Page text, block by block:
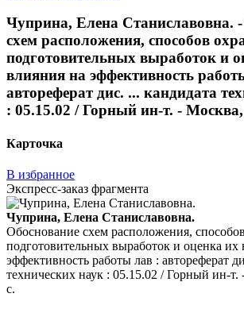
Чуприна, Елена Станиславовна.
схем расположения, способов
подготовительных выработок и
влияния на эффективность
автореферат дис. ... кандидата
: 05.15.02 / Горный ин-т. - Москва,
Карточка
В избранное
Экспресс-заказ фрагмента
Чуприна, Елена Станиславовна.
Обоснование схем расположения,
подготовительных выработок и оценка их
эффективность работы лав : автореферат
технических наук : 05.15.02 / Горный ин-
с.